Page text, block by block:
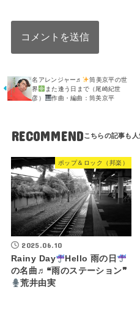
名アレンジャー♬
筒美京平の世
界
また逢う日まで（尾崎紀世
彦）
作曲・編曲：筒美京平
RECOMMEND
ポップ＆ロック（邦楽）
2025.06.10
Rainy Day
Hello 雨の日
の名曲♬❝雨のステーション❞
荒井由実